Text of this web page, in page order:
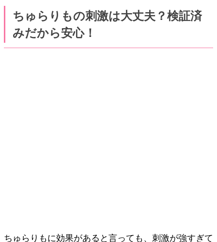
ちゅらりもの刺激は大丈夫？検証済
みだから安心！
ちゅらりもに効果があると言っても、刺激が強すぎて